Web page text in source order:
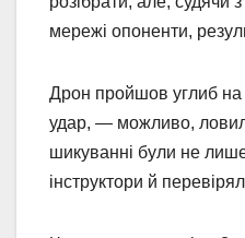
мережі опоненти,
Дрон пройшов углиб на
удар, — можливо,
шикуванні були не
інструктори й